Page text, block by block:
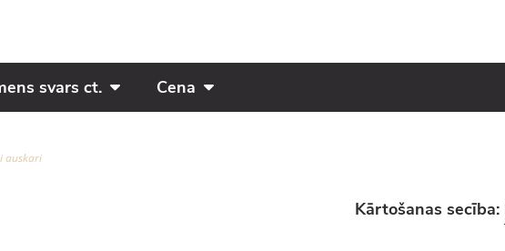
svars ct. Cena
auskari
Kārtošanas secība: